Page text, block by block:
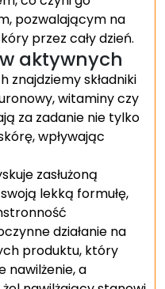
pozwalającym na
przez cały dzień.
aktywnych
znajdziemy składniki
witaminy czy
za zadanie nie tylko
wpływając
zasłużoną
lekką formułę,
działanie na
produktu, który
nawilżenie, a